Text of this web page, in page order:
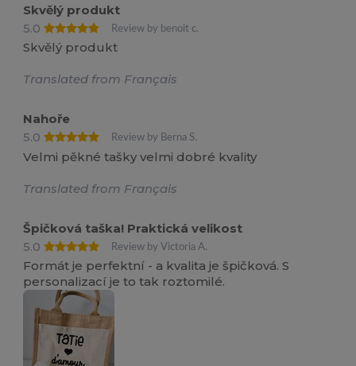
Skvělý produkt
5.0
Review by benoit c.
Skvělý produkt
Translated from Français
Nahoře
5.0
Review by Berna S.
Velmi pěkné tašky velmi dobré kvality
Translated from Français
Špičková taška! Praktická velikost
5.0
Review by Victoria A.
Formát je perfektní - a kvalita je špičková. S
personalizací je to tak roztomilé.